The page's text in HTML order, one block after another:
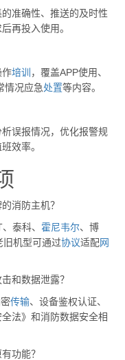
准确性、推送的及时性
再投入使用。
作培训 ，覆盖APP使用、
情况应急处置等内容。
误报情况，优化报警规
效率。
消防主机？
泰科、 霍尼韦尔、博
机型可通过协议适配网
和数据泄露？
传输、设备鉴权认证、
法》和消防数据安全相
功能？